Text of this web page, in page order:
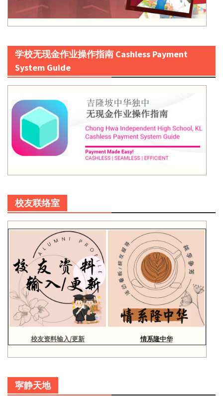
学校无现金作业操作指南 Cashless Payment
System Guide
校友联络室
校友资料输入/更新 情系隆中华
寜静天地